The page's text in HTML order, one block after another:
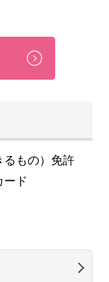
るもの）免許
ード